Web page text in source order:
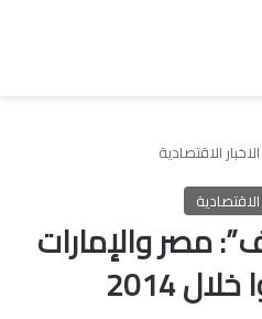
الاخبار الاقتصادية
الاقتصادية
مصر والإمارات
2014